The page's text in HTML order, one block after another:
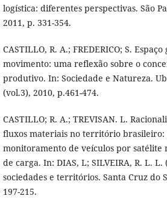
logística: diferentes perspectivas. São
2011, p. 331-354.
CASTILLO, R. A.; FREDERICO; S.
movimento: uma reflexão sobre o
produtivo. In: Sociedade e Natureza.
(vol.3), 2010, p.461-474.
CASTILLO; R. A.; TREVISAN. L.
fluxos materiais no território brasileiro:
monitoramento de veículos por
de carga. In: DIAS, L; SILVEIRA, R. L. L.
sociedades e territórios. Santa Cruz do
197-215.